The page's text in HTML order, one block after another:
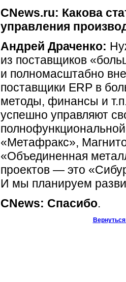
CNews.ru: Какова
управления
Андрей Драченко:
из поставщиков
и полномасштабно
поставщики ERP в
методы, финансы и
успешно управляют
«Метафракс»,
«Объединенная
проектов — это
И мы планируем
CNews: Спасибо.